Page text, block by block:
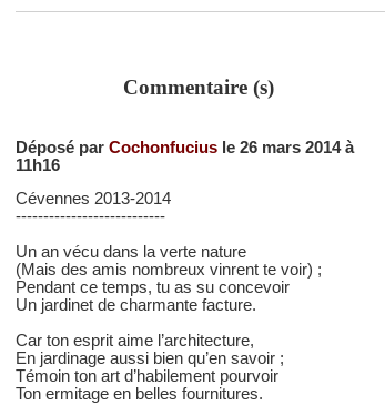
Commentaire (s)
Déposé par Cochonfucius le 26 mars 2014 à
11h16
Cévennes 2013-2014
---------------------------
Un an vécu dans la verte nature
(Mais des amis nombreux vinrent te voir) ;
Pendant ce temps, tu as su concevoir
Un jardinet de charmante facture.
Car ton esprit aime l’architecture,
En jardinage aussi bien qu’en savoir ;
Témoin ton art d’habilement pourvoir
Ton ermitage en belles fournitures.